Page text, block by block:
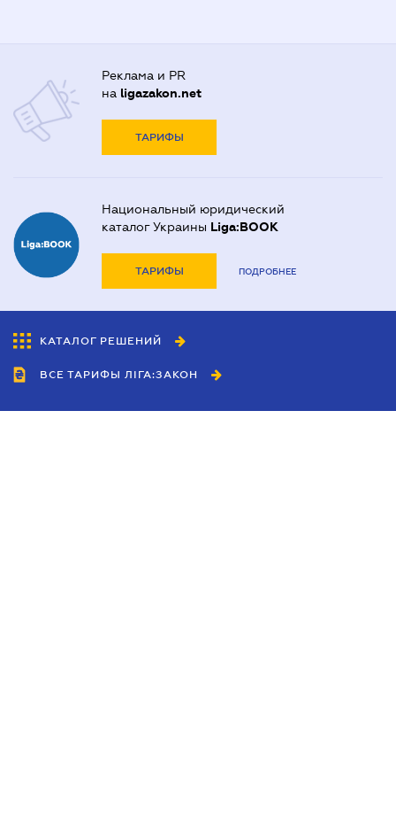
Реклама и PR
на ligazakon.net
ТАРИФЫ
Национальный юридический
каталог Украины Liga:BOOK
ТАРИФЫ ПОДРОБНЕЕ
КАТАЛОГ РЕШЕНИЙ
ВСЕ ТАРИФЫ ЛІГА:ЗАКОН